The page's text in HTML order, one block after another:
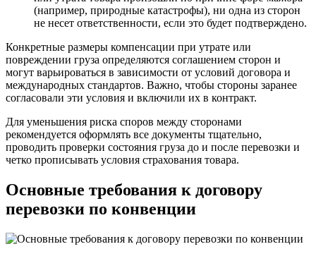
(например, природные катастрофы), ни одна из сторон
не несет ответственности, если это будет подтверждено.
Конкретные размеры компенсации при утрате или
повреждении груза определяются соглашением сторон и
могут варьироваться в зависимости от условий договора и
международных стандартов. Важно, чтобы стороны заранее
согласовали эти условия и включили их в контракт.
Для уменьшения риска споров между сторонами
рекомендуется оформлять все документы тщательно,
проводить проверки состояния груза до и после перевозки и
четко прописывать условия страхования товара.
Основные требования к договору
перевозки по конвенции